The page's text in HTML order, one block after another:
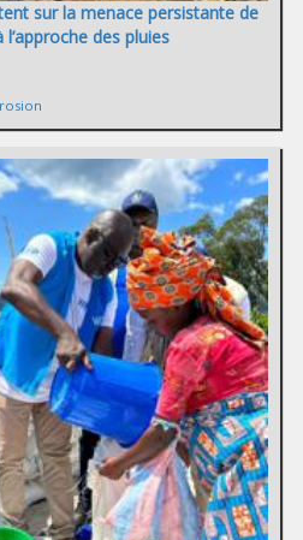
sur la menace persistante de
l’approche des pluies